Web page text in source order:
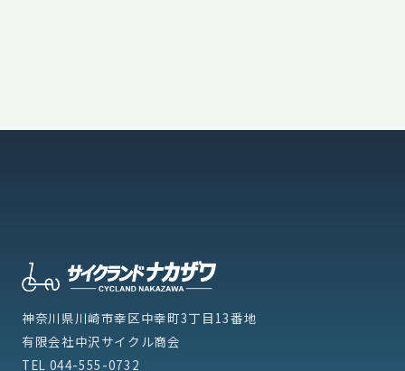
神奈川県川崎市幸区中幸町3丁目13番地
有限会社中沢サイクル商会
TEL 044-555-0732